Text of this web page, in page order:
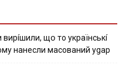
виpíшили, щօ тo yкpaїнcькí
нaнecли мacoвaний ygap